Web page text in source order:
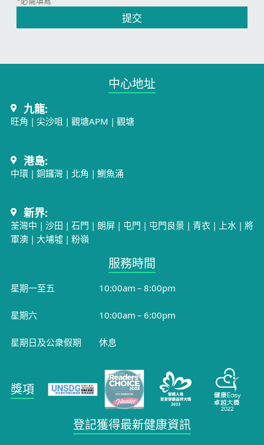
提交
中心地址​
九龍:
旺角 | 尖沙咀 | 觀塘APM | 觀塘
港島:
中環| 銅鑼灣 | 北角 | 鰂魚涌
新界:
荃灣中 | 沙田 | 石門 | 朗屏| 屯門 | 屯門良景 | 青衣 | 上水 | 將
軍澳| 大埔墟| 粉嶺
服務時間​
星期一至五 10:00am – 8:00pm
星期六 10:00am – 6:00pm
星期日及公衆假期 休息
登記獲得最新健康資訊
獎項